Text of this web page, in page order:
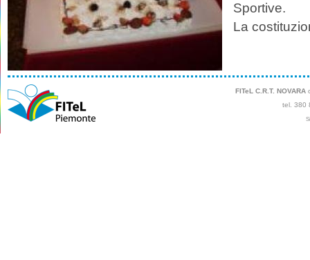
Sportive.
La
FITeL C.R.T. NOVARA
tel. 380